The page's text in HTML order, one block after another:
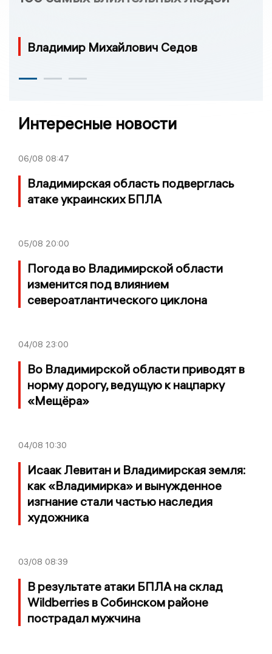
Владимир Михайлович Седов
Интересные новости
06/08 08:47
Владимирская область подверглась
атаке украинских БПЛА
05/08 20:00
Погода во Владимирской области
изменится под влиянием
североатлантического циклона
04/08 23:00
Во Владимирской области приводят в
норму дорогу, ведущую к нацпарку
«Мещёра»
04/08 10:30
Исаак Левитан и Владимирская земля:
как «Владимирка» и вынужденное
изгнание стали частью наследия
художника
03/08 08:39
В результате атаки БПЛА на склад
Wildberries в Собинском районе
пострадал мужчина